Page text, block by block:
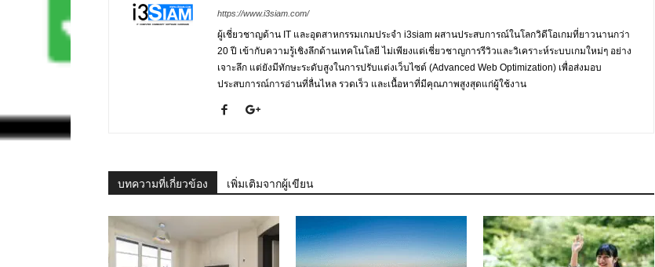
https://www.i3siam.com/
ผู้เชี่ยวชาญด้าน IT และอุตสาหกรรมเกมประจำ i3siam ผสานประสบการณ์ในโลกวิดีโอเกมที่ยาวนานกว่า
20 ปี เข้ากับความรู้เชิงลึกด้านเทคโนโลยี ไม่เพียงแต่เชี่ยวชาญการรีวิวและวิเคราะห์ระบบเกมใหม่ๆ อย่าง
เจาะลึก แต่ยังมีทักษะระดับสูงในการปรับแต่งเว็บไซต์ (Advanced Web Optimization) เพื่อส่งมอบ
ประสบการณ์การอ่านที่ลื่นไหล รวดเร็ว และเนื้อหาที่มีคุณภาพสูงสุดแก่ผู้ใช้งาน
บทความที่เกี่ยวข้อง เพิ่มเติมจากผู้เขียน